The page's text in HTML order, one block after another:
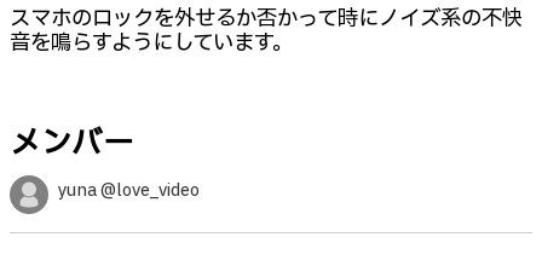
スマホのロックを外せるか否かって時にノイズ系の不快
音を鳴らすようにしています。
メンバー
yuna @love_video